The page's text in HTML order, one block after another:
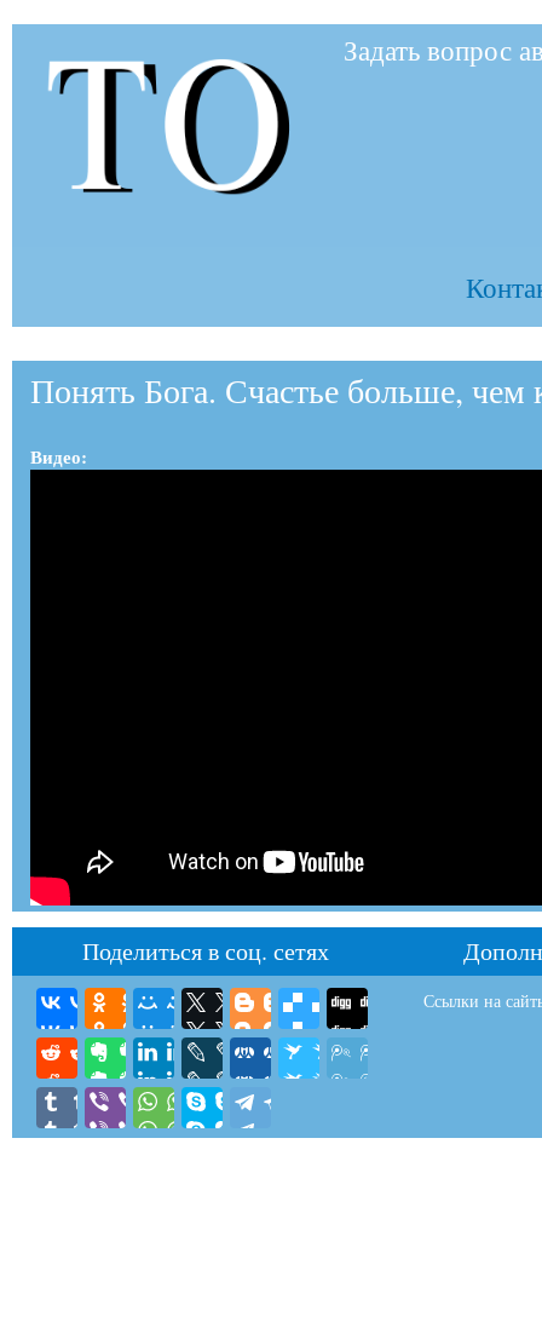
to-
Задать вопрос
Понять Бога. Счастье больше,
Видео:
Поделиться в соц. сетях
Ссылки на